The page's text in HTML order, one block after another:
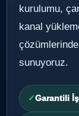
kurulumu,
kanal
sunuyoruz.
Garantili